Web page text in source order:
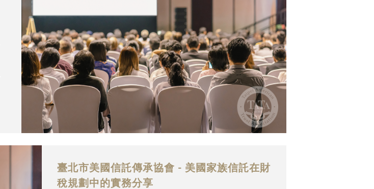
臺北市美國信託傳承協會 - 美國家族信託在財
稅規劃中的實務分享